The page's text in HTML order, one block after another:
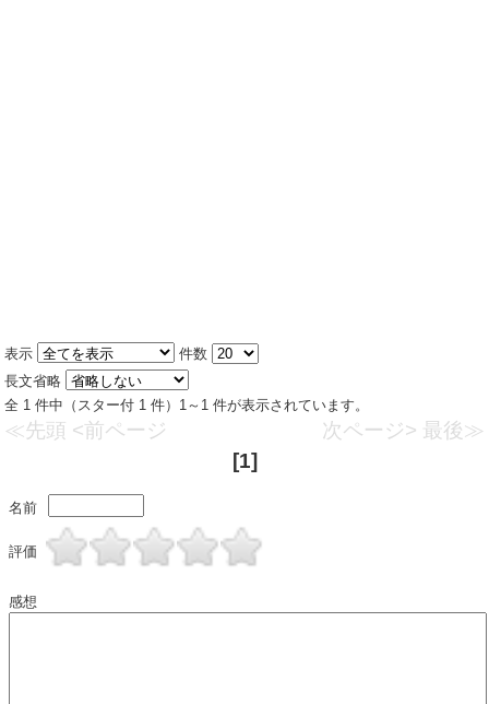
表示
件数
長文省略
全 1 件中（スター付 1 件）1～1 件が表示されています。
≪先頭 <前ページ 次ページ> 最後≫
[1]
名前
評価
感想